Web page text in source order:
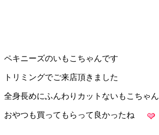
ペキニーズのいもこちゃんです
トリミングでご来店頂きました
全身長めにふんわりカットないもこちゃん
おやつも買ってもらって良かったね